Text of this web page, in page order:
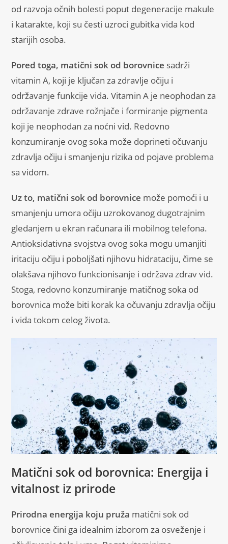
od razvoja očnih bolesti poput degeneracije makule
i katarakte, koji su česti uzroci gubitka vida kod
starijih osoba.
Pored toga, matični sok od borovnice sadrži
vitamin A, koji je ključan za zdravlje očiju i
održavanje funkcije vida. Vitamin A je neophodan za
održavanje zdrave rožnjače i formiranje pigmenta
koji je neophodan za noćni vid. Redovno
konzumiranje ovog soka može doprineti očuvanju
zdravlja očiju i smanjenju rizika od pojave problema
sa vidom.
Uz to, matični sok od borovnice može pomoći i u
smanjenju umora očiju uzrokovanog dugotrajnim
gledanjem u ekran računara ili mobilnog telefona.
Antioksidativna svojstva ovog soka mogu umanjiti
iritaciju očiju i poboljšati njihovu hidrataciju, čime se
olakšava njihovo funkcionisanje i održava zdrav vid.
Stoga, redovno konzumiranje matičnog soka od
borovnica može biti korak ka očuvanju zdravlja očiju
i vida tokom celog života.
Matični sok od borovnica: Energija i
vitalnost iz prirode
Prirodna energija koju pruža matični sok od
borovnice čini ga idealnim izborom za osveženje i